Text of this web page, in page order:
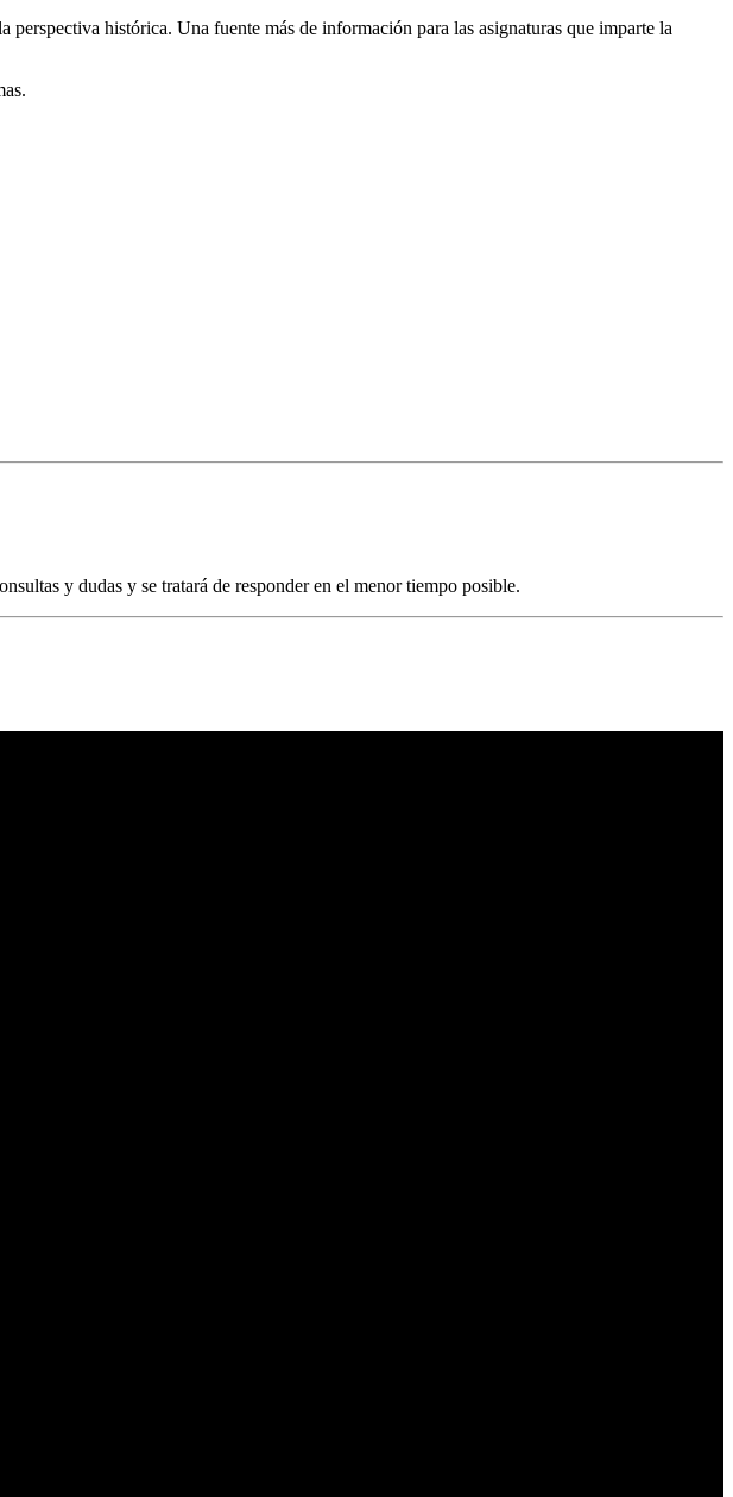
histórica. Una fuente más de información para las asignaturas que imparte la
y dudas y se tratará de responder en el menor tiempo posible.